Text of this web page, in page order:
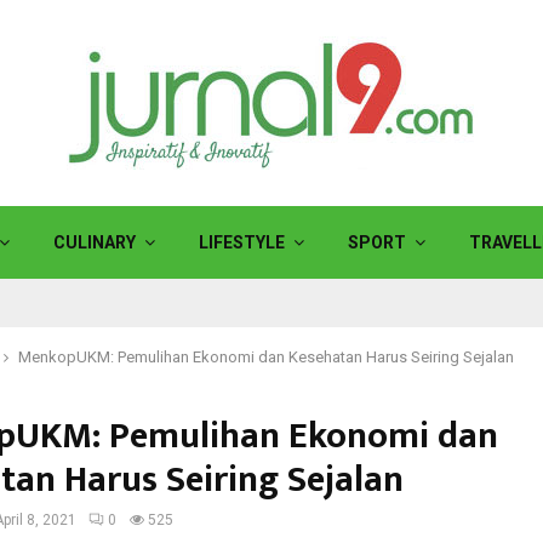
CULINARY LIFESTYLE SPORT
MenkopUKM: Pemulihan Ekonomi dan Kesehatan Harus Seiring Sejalan
Pemulihan Ekonomi dan
Harus Seiring Sejalan
8, 2021 0 525